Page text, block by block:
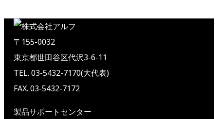
〒155-0032
東京都世田谷区代沢3-6-11
TEL. 03-5432-7170(大代表)
FAX. 03-5432-7172
製品サポートセンター